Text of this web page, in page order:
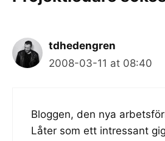
tdhedengren
2008-03-11 at 08:40
Bloggen, den nya
Låter som ett intressant